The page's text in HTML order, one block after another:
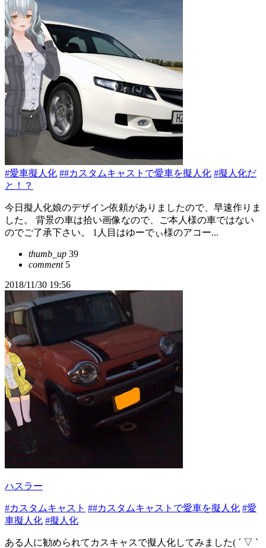
#愛車擬人化 ##カスタムキャストで愛車を擬人化 #擬人化だ
と！？
今日擬人化娘のデザイン依頼がありましたので、早速作りま
した。 背景の車は拾い画像なので、ご本人様の車ではない
のでご了承下さい。 1人目はゆーでぃ様のアコー...
thumb_up 39
comment5
2018/11/30 19:56
ハスラー
#カスタムキャスト ##カスタムキャストで愛車を擬人化 #愛
車擬人化 #擬人化
ある人に勧められてカスキャスで擬人化してみました( ´ ▽ `